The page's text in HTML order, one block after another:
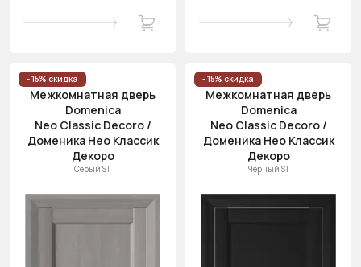
- 15% скидка
Межкомнатная дверь
Domenica
Neo Classic Decoro /
Доменика Нео Классик
Декоро
Серый ST
- 15% скидка
Межкомнатная дверь
Domenica
Neo Classic Decoro /
Доменика Нео Классик
Декоро
Чёрный ST